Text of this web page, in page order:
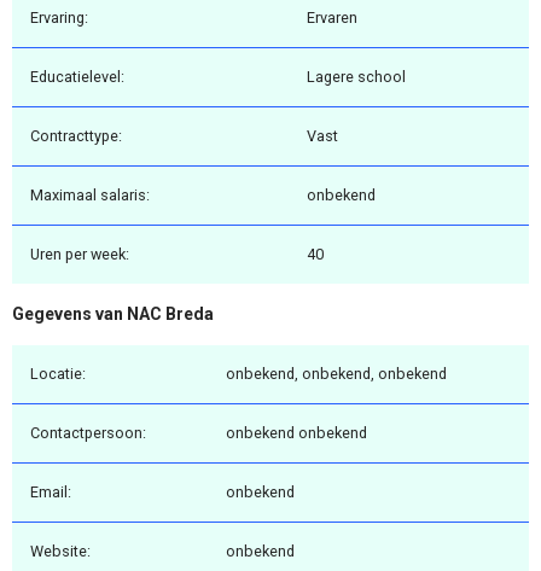
Ervaring: Ervaren
Educatielevel: Lagere school
Contracttype: Vast
Maximaal salaris: onbekend
Uren per week: 40
Gegevens van NAC Breda
Locatie: onbekend, onbekend, onbekend
Contactpersoon: onbekend onbekend
Email: onbekend
Website: onbekend